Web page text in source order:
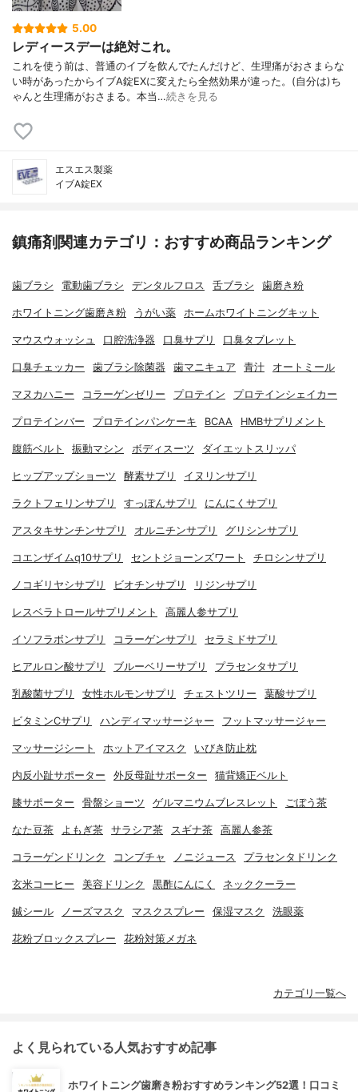
5.00
レディースデーは絶対これ。
これを使う前は、普通のイブを飲んでたんだけど、生理痛がおさまらな
い時があったからイブA錠EXに変えたら全然効果が違った。(自分は)ち
ゃんと生理痛がおさまる。本当…続きを見る
エスエス製薬
イブA錠EX
鎮痛剤関連カテゴリ：おすすめ商品ランキング
歯ブラシ 電動歯ブラシ デンタルフロス 舌ブラシ 歯磨き粉
ホワイトニング歯磨き粉 うがい薬 ホームホワイトニングキット
マウスウォッシュ 口腔洗浄器 口臭サプリ 口臭タブレット
口臭チェッカー 歯ブラシ除菌器 歯マニキュア 青汁 オートミール
マヌカハニー コラーゲンゼリー プロテイン プロテインシェイカー
プロテインバー プロテインパンケーキ BCAA HMBサプリメント
腹筋ベルト 振動マシン ボディスーツ ダイエットスリッパ
ヒップアップショーツ 酵素サプリ イヌリンサプリ
ラクトフェリンサプリ すっぽんサプリ にんにくサプリ
アスタキサンチンサプリ オルニチンサプリ グリシンサプリ
コエンザイムq10サプリ セントジョーンズワート チロシンサプリ
ノコギリヤシサプリ ビオチンサプリ リジンサプリ
レスベラトロールサプリメント 高麗人参サプリ
イソフラボンサプリ コラーゲンサプリ セラミドサプリ
ヒアルロン酸サプリ ブルーベリーサプリ プラセンタサプリ
乳酸菌サプリ 女性ホルモンサプリ チェストツリー 葉酸サプリ
ビタミンCサプリ ハンディマッサージャー フットマッサージャー
マッサージシート ホットアイマスク いびき防止枕
内反小趾サポーター 外反母趾サポーター 猫背矯正ベルト
膝サポーター 骨盤ショーツ ゲルマニウムブレスレット ごぼう茶
なた豆茶 よもぎ茶 サラシア茶 スギナ茶 高麗人参茶
コラーゲンドリンク コンブチャ ノニジュース プラセンタドリンク
玄米コーヒー 美容ドリンク 黒酢にんにく ネッククーラー
鍼シール ノーズマスク マスクスプレー 保湿マスク 洗眼薬
花粉ブロックスプレー 花粉対策メガネ
カテゴリ一覧へ
よく見られている人気おすすめ記事
ホワイトニング歯磨き粉おすすめランキング52選！口コミ